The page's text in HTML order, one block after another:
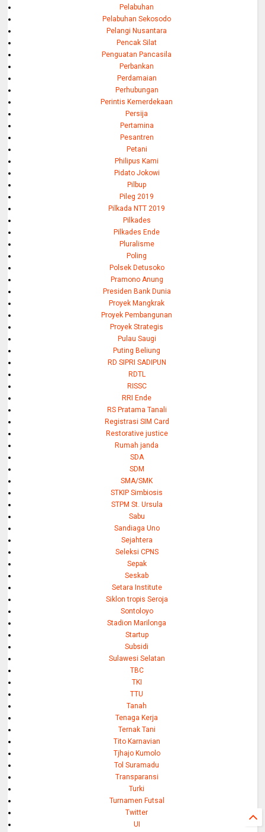
Pelabuhan
Pelabuhan Sekosodo
Pelangi Nusantara
Pencak Silat
Penguatan Pancasila
Perbankan
Perdamaian
Perhubungan
Perintis Kemerdekaan
Persija
Pertamina
Pesantren
Petani
Philipus Kami
Pidato Jokowi
Pilbup
Pileg 2019
Pilkada NTT 2019
Pilkades
Pilkades Ende
Pluralisme
Poling
Polsek Detusoko
Pramono Anung
Presiden Bank Dunia
Proyek Mangkrak
Proyek Pembangunan
Proyek Strategis
Pulau Saugi
Puting Beliung
RD SIPRI SADIPUN
RDTL
RISSC
RRI Ende
RS Pratama Tanali
Registrasi SIM Card
Restorative justice
Rumah janda
SDA
SDM
SMA/SMK
STKIP Simbiosis
STPM St. Ursula
Sabu
Sandiaga Uno
Sejahtera
Seleksi CPNS
Sepak
Seskab
Setara Institute
Siklon tropis Seroja
Sontoloyo
Stadion Marilonga
Startup
Subsidi
Sulawesi Selatan
TBC
TKI
TTU
Tanah
Tenaga Kerja
Ternak Tani
Tito Karnavian
Tjhajo Kumolo
Tol Suramadu
Transparansi
Turki
Turnamen Futsal
Twitter
UI